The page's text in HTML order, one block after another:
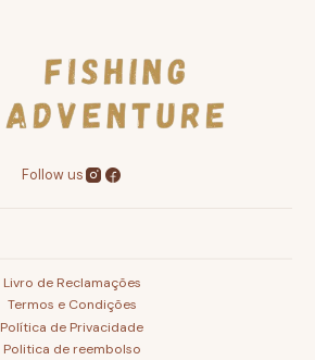
Follow us
Livro de Reclamações
Termos e Condições
Política de Privacidade
Politica de reembolso